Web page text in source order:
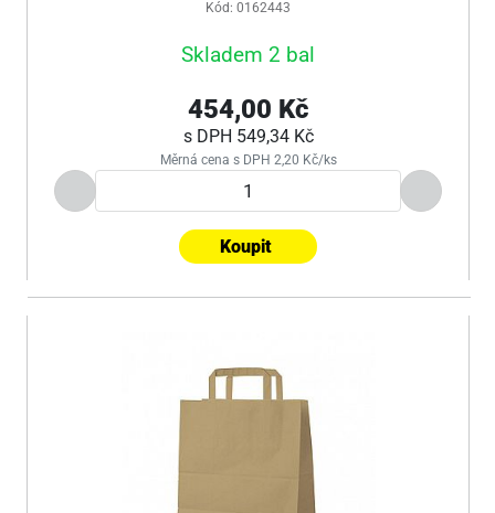
Kód: 0162443
Skladem 2 bal
454,00 Kč
s DPH 549,34 Kč
Měrná cena s DPH 2,20 Kč/ks
Koupit